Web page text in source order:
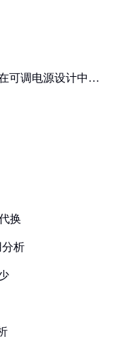
可调电源设计中的
换
分析